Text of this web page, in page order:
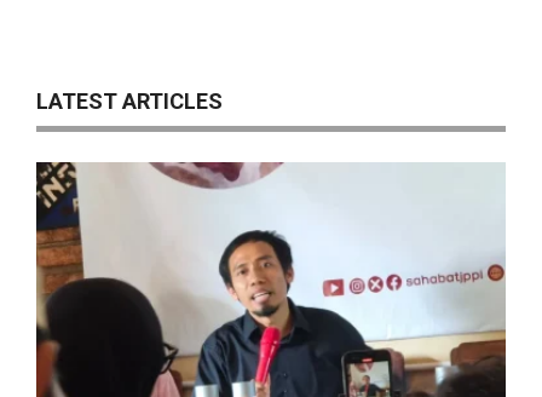
LATEST ARTICLES